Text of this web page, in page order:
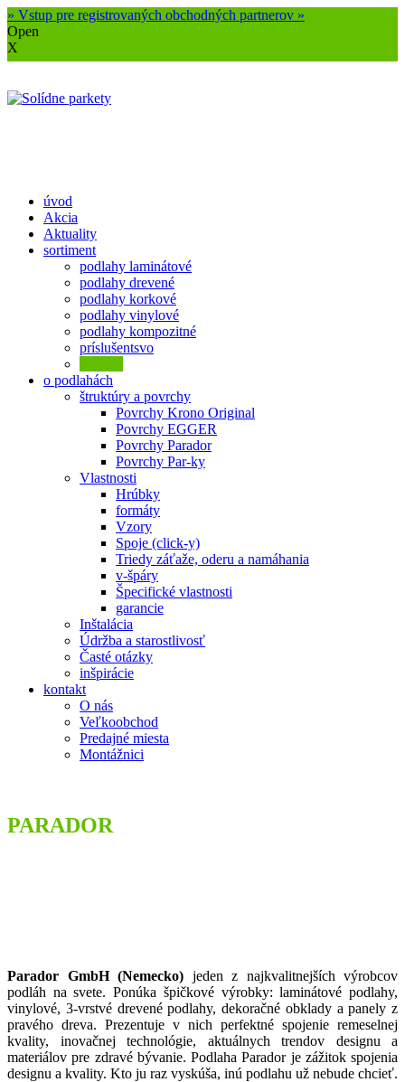
» Vstup pre registrovaných obchodných partnerov »
Open
X
úvod
Akcia
Aktuality
sortiment
podlahy laminátové
podlahy drevené
podlahy korkové
podlahy vinylové
podlahy kompozitné
príslušentsvo
o podlahách
štruktúry a povrchy
Povrchy Krono Original
Povrchy EGGER
Povrchy Parador
Povrchy Par-ky
Vlastnosti
Hrúbky
formáty
Vzory
Spoje (click-y)
Triedy záťaže, oderu a namáhania
v-špáry
Špecifické vlastnosti
garancie
Inštalácia
Údržba a starostlivosť
Časté otázky
inšpirácie
kontakt
O nás
Veľkoobchod
Predajné miesta
Montážnici
PARADOR
Parador GmbH (Nemecko) jeden z najkvalitnejších výrobcov
podláh na svete. Ponúka špičkové výrobky: laminátové podlahy,
vinylové, 3-vrstvé drevené podlahy, dekoračné obklady a panely z
pravého dreva. Prezentuje v nich perfektné spojenie remeselnej
kvality, inovačnej technológie, aktuálnych trendov designu a
materiálov pre zdravé bývanie. Podlaha Parador je zážitok spojenia
designu a kvality. Kto ju raz vyskúša, inú podlahu už nebude chcieť.